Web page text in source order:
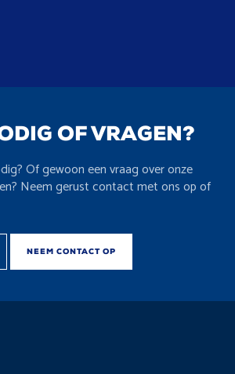
OF VRAGEN?
Of gewoon een vraag over onze
Neem gerust contact met ons op of
NEEM CONTACT OP